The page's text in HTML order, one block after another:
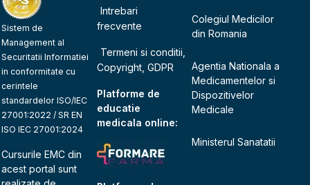
Sistem de
Management al
Securitatii Informatiei
in conformitate cu
cerintele
standardelor ISO/IEC
27001:2022 / SR EN
ISO IEC 27001:2024
Cursurile EMC din
acest portal sunt
Intrebari
frecvente
Termeni si conditii,
Copyright, GDPR
Platforme de
educatie
medicala online:
Colegiul Medicilor
din Romania
Agentia Nationala a
Medicamentelor si
Dispozitivelor
Medicale
Ministerul Sanatatii